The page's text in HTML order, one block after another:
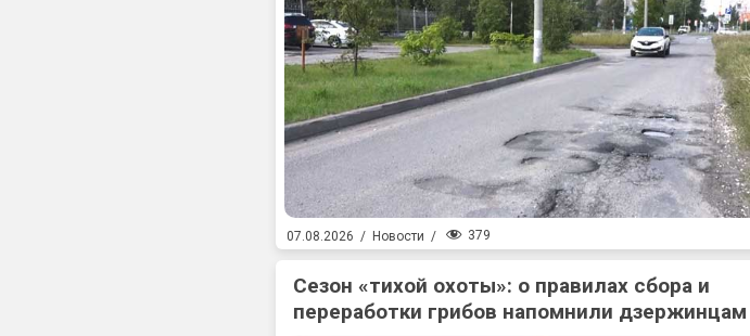
07.08.2026 / Новости / 379
Сезон «тихой охоты»: о правилах сбора и
переработки грибов напомнили дзержинцам